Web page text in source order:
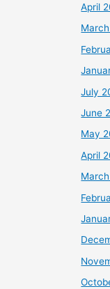
April
July
June
May
April